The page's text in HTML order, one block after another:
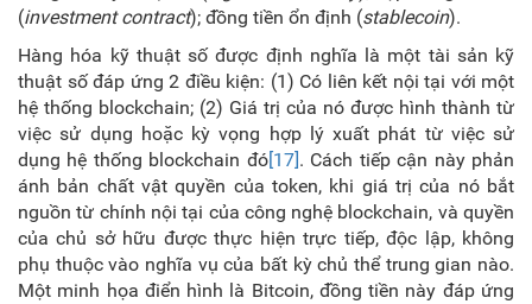
(investment contract); đồng tiền ổn định (stablecoin).
Hàng hóa kỹ thuật số được định nghĩa là một tài sản kỹ
thuật số đáp ứng 2 điều kiện: (1) Có liên kết nội tại với một
hệ thống blockchain; (2) Giá trị của nó được hình thành từ
việc sử dụng hoặc kỳ vọng hợp lý xuất phát từ việc sử
dụng hệ thống blockchain đó[17]. Cách tiếp cận này phản
ánh bản chất vật quyền của token, khi giá trị của nó bắt
nguồn từ chính nội tại của công nghệ blockchain, và quyền
của chủ sở hữu được thực hiện trực tiếp, độc lập, không
phụ thuộc vào nghĩa vụ của bất kỳ chủ thể trung gian nào.
Một minh họa điển hình là Bitcoin, đồng tiền này đáp ứng